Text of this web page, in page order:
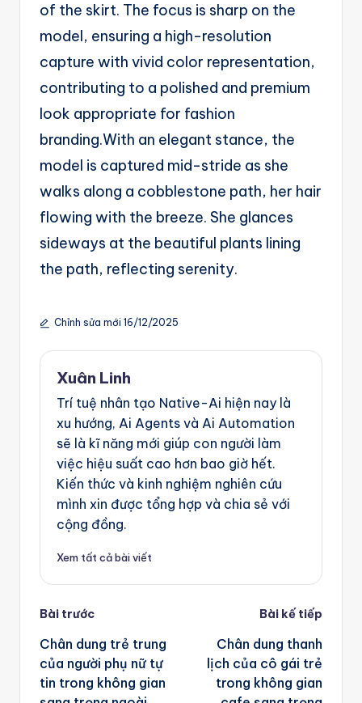
of the skirt. The focus is sharp on the
model, ensuring a high-resolution
capture with vivid color representation,
contributing to a polished and premium
look appropriate for fashion
branding.With an elegant stance, the
model is captured mid-stride as she
walks along a cobblestone path, her hair
flowing with the breeze. She glances
sideways at the beautiful plants lining
the path, reflecting serenity.
Chỉnh sửa mới 16/12/2025
Xuân Linh
Trí tuệ nhân tạo Native-Ai hiện nay là
xu hướng, Ai Agents và Ai Automation
sẽ là kĩ năng mới giúp con người làm
việc hiệu suất cao hơn bao giờ hết.
Kiến thức và kinh nghiệm nghiên cứu
mình xin được tổng hợp và chia sẻ với
cộng đồng.
Xem tất cả bài viết
Post
navigation
Bài trước
Chân dung trẻ trung
của người phụ nữ tự
tin trong không gian
Bài kế tiếp
Chân dung thanh
lịch của cô gái trẻ
trong không gian